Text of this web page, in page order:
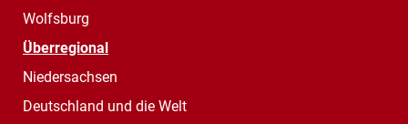
Wolfsburg
Überregional
Niedersachsen
Deutschland und die Welt